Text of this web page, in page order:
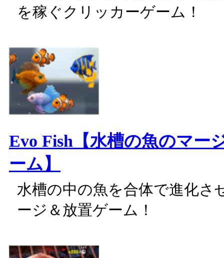
を稼ぐクリッカーゲーム！
Evo Fish【水槽の魚のマー
ーム】
水槽の中の魚を合体で進化さ
ージ＆放置ゲーム！